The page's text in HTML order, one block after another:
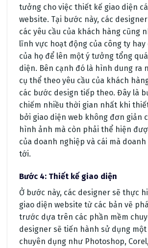
tưởng cho việc thiết kế giao diện
website. Tại bước này, các
các yêu cầu của khách hàng cũng
lĩnh vực hoạt động của công ty
của họ để lên một ý tưởng tổng
diện. Bên cạnh đó là hình dung ra
cụ thể theo yêu cầu của khách
các bước design tiếp theo. Đây là
chiếm nhiều thời gian nhất khi
bởi giao diện web không đơn giản
hình ảnh mà còn phải thể hiện
của doanh nghiệp và cái mà
tới.
Bước 4: Thiết kế giao diện
Ở bước này, các designer sẽ thực
giao diện website từ các bản vẽ
trước dựa trên các phần mềm
designer sẽ tiến hành sử dụng
chuyên dụng như Photoshop,